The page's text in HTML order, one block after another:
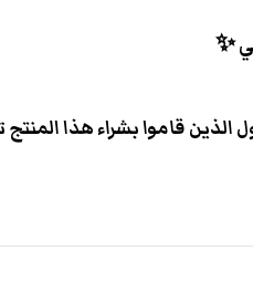
✨
قاموا بشراء هذا المنتج